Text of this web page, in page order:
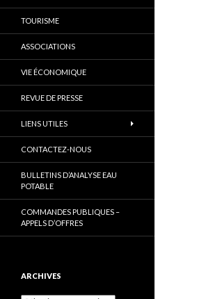
TOURISME
ASSOCIATIONS
VIE ÉCONOMIQUE
REVUE DE PRESSE
LIENS UTILES
CONTACTEZ-NOUS
BULLETINS D’ANALYSE EAU
POTABLE
COMMANDES PUBLIQUES –
APPELS D’OFFRES
ARCHIVES